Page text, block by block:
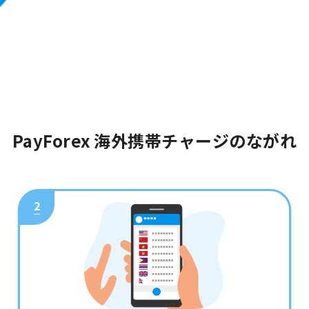
PayForex 海外携帯チャージのながれ
2